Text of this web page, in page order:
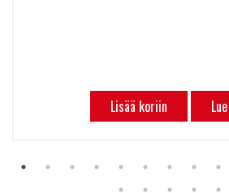
Lisää koriin